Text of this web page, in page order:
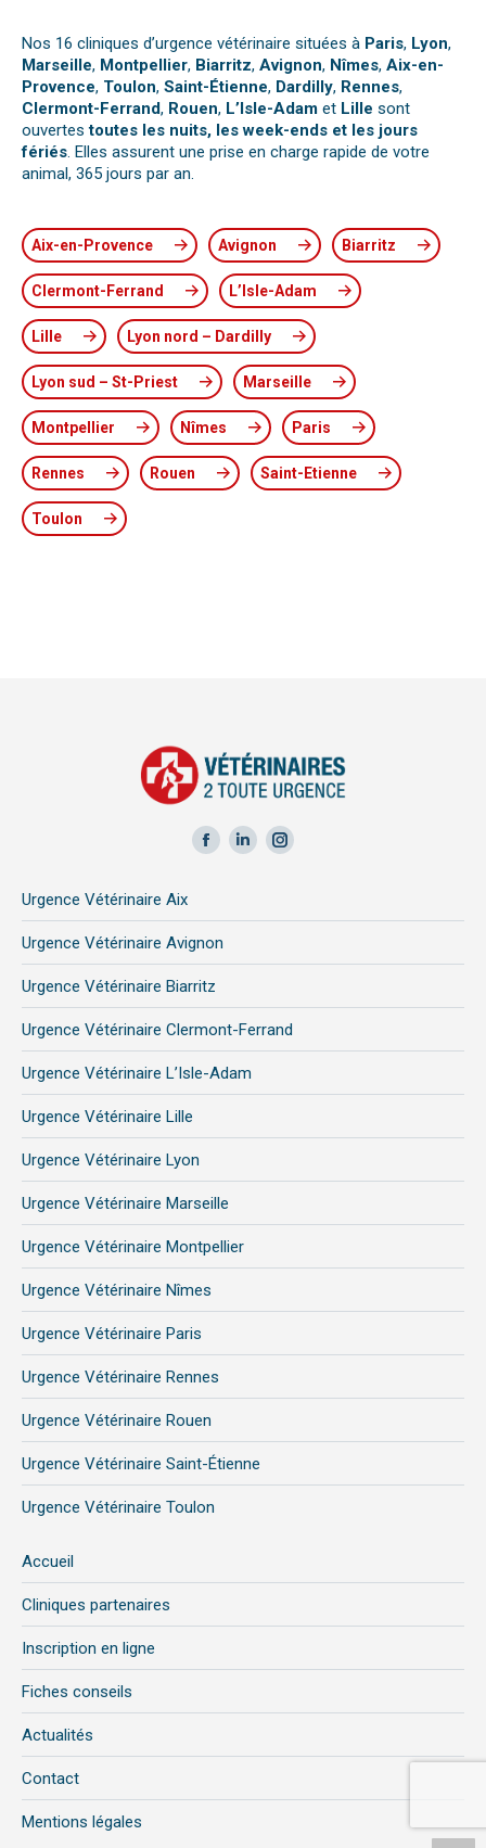
Nos 16 cliniques d’urgence vétérinaire situées à Paris, Lyon,
Marseille, Montpellier, Biarritz, Avignon, Nîmes, Aix-en-
Provence, Toulon, Saint-Étienne, Dardilly, Rennes,
Clermont-Ferrand, Rouen, L’Isle-Adam et Lille sont
ouvertestoutes les nuits, les week-ends et les jours
fériés. Elles assurent une prise en charge rapide de votre
animal, 365 jours par an.
Aix-en-Provence Avignon Biarritz
Clermont-Ferrand L’Isle-Adam
Lille Lyon nord – Dardilly
Lyon sud – St-Priest Marseille
Montpellier Nîmes Paris
Rennes Rouen Saint-Etienne
Toulon
Facebook
in
new
window
LinkedIn
new
Instagram
new
Urgence Vétérinaire Aix
Urgence Vétérinaire Avignon
Urgence Vétérinaire Biarritz
Urgence Vétérinaire Clermont-Ferrand
Urgence Vétérinaire L’Isle-Adam
Urgence Vétérinaire Lille
Urgence Vétérinaire Lyon
Urgence Vétérinaire Marseille
Urgence Vétérinaire Montpellier
Urgence Vétérinaire Nîmes
Urgence Vétérinaire Paris
Urgence Vétérinaire Rennes
Urgence Vétérinaire Rouen
Urgence Vétérinaire Saint-Étienne
Urgence Vétérinaire Toulon
Accueil
Cliniques partenaires
Inscription en ligne
Fiches conseils
Actualités
Contact
Mentions légales